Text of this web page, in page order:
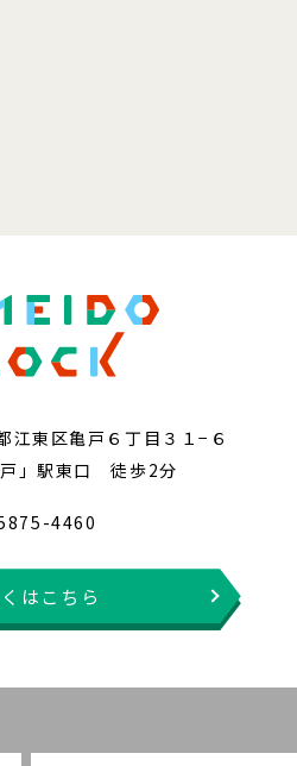
東区亀戸６丁目３１−６
」駅東口 徒歩2分
4460
はこちら